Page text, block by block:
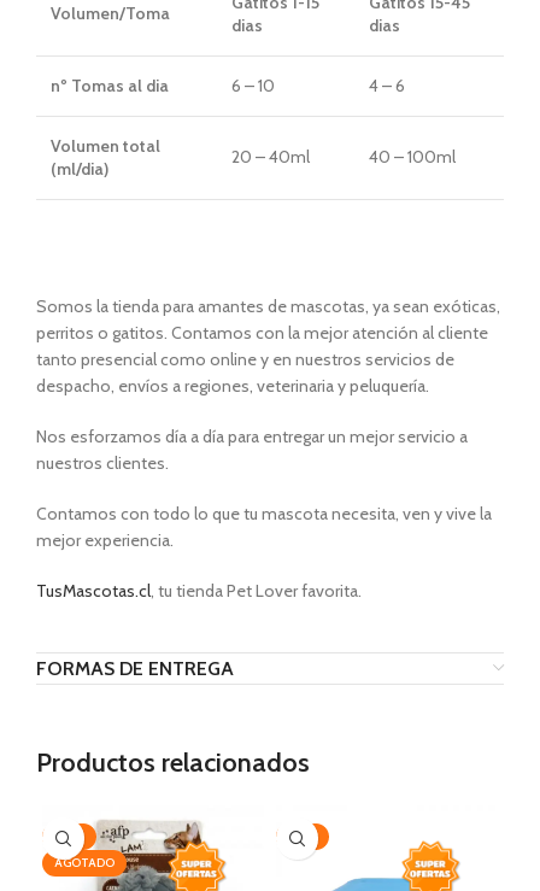
Volumen/Toma
dias
dias
nº Tomas al dia 6 – 10 4 – 6
Volumen total
(ml/dia)
20 – 40ml 40 – 100ml
Somos la tienda para amantes de mascotas, ya sean exóticas,
perritos o gatitos. Contamos con la mejor atención al cliente
tanto presencial como online y en nuestros servicios de
despacho, envíos a regiones, veterinaria y peluquería.
Nos esforzamos día a día para entregar un mejor servicio a
nuestros clientes.
Contamos con todo lo que tu mascota necesita, ven y vive la
mejor experiencia.
TusMascotas.cl, tu tienda Pet Lover favorita.
FORMAS DE ENTREGA
Productos relacionados
-39%
AGOTADO
-54%